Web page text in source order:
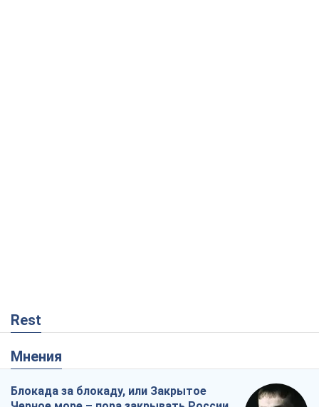
Rest
Мнения
Блокада за блокаду, или Закрытое